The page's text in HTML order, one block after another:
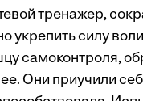
тренажер,
укрепить силу
самоконтроля,
Они приучили